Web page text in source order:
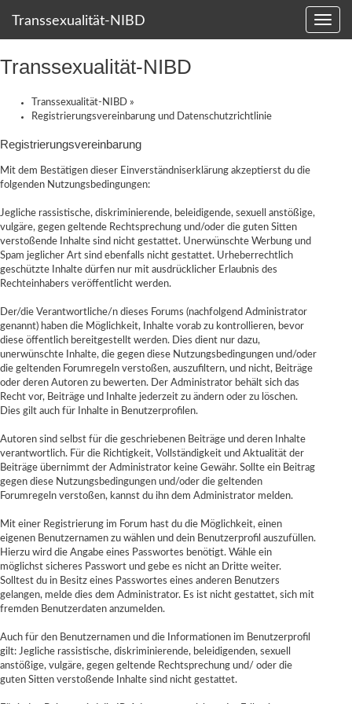
Transsexualität-NIBD
Transsexualität-NIBD
Transsexualität-NIBD »
Registrierungsvereinbarung und Datenschutzrichtlinie
Registrierungsvereinbarung
Mit dem Bestätigen dieser Einverständniserklärung akzeptierst du die
folgenden Nutzungsbedingungen:
Jegliche rassistische, diskriminierende, beleidigende, sexuell anstößige,
vulgäre, gegen geltende Rechtsprechung und/oder die guten Sitten
verstoßende Inhalte sind nicht gestattet. Unerwünschte Werbung und
Spam jeglicher Art sind ebenfalls nicht gestattet. Urheberrechtlich
geschützte Inhalte dürfen nur mit ausdrücklicher Erlaubnis des
Rechteinhabers veröffentlicht werden.
Der/die Verantwortliche/n dieses Forums (nachfolgend Administrator
genannt) haben die Möglichkeit, Inhalte vorab zu kontrollieren, bevor
diese öffentlich bereitgestellt werden. Dies dient nur dazu,
unerwünschte Inhalte, die gegen diese Nutzungsbedingungen und/oder
die geltenden Forumregeln verstoßen, auszufiltern, und nicht, Beiträge
oder deren Autoren zu bewerten. Der Administrator behält sich das
Recht vor, Beiträge und Inhalte jederzeit zu ändern oder zu löschen.
Dies gilt auch für Inhalte in Benutzerprofilen.
Autoren sind selbst für die geschriebenen Beiträge und deren Inhalte
verantwortlich. Für die Richtigkeit, Vollständigkeit und Aktualität der
Beiträge übernimmt der Administrator keine Gewähr. Sollte ein Beitrag
gegen diese Nutzungsbedingungen und/oder die geltenden
Forumregeln verstoßen, kannst du ihn dem Administrator melden.
Mit einer Registrierung im Forum hast du die Möglichkeit, einen
eigenen Benutzernamen zu wählen und dein Benutzerprofil auszufüllen.
Hierzu wird die Angabe eines Passwortes benötigt. Wähle ein
möglichst sicheres Passwort und gebe es nicht an Dritte weiter.
Solltest du in Besitz eines Passwortes eines anderen Benutzers
gelangen, melde dies dem Administrator. Es ist nicht gestattet, sich mit
fremden Benutzerdaten anzumelden.
Auch für den Benutzernamen und die Informationen im Benutzerprofil
gilt: Jegliche rassistische, diskriminierende, beleidigenden, sexuell
anstößige, vulgäre, gegen geltende Rechtsprechung und/ oder die
guten Sitten verstoßende Inhalte sind nicht gestattet.